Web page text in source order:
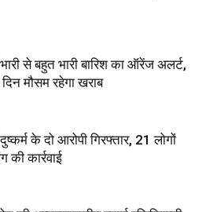
भारी से बहुत भारी बारिश का ऑरेंज अलर्ट,
मौसम रहेगा खराब
दुष्कर्म के दो आरोपी गिरफ्तार, 21 लोगों
की कार्रवाई